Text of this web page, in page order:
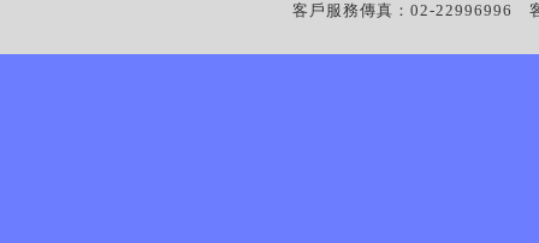
客戶服務傳真：02-22996996